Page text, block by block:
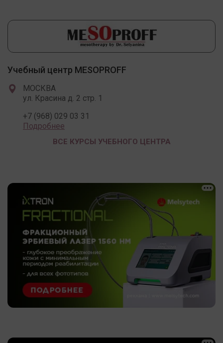
Учебный центр MESOPROFF
МОСКВА
ул. Красина д. 2 стр. 1
+7 (968) 029 03 31
Подробнее
ВСЕ КУРСЫ УЧЕБНОГО ЦЕНТРА